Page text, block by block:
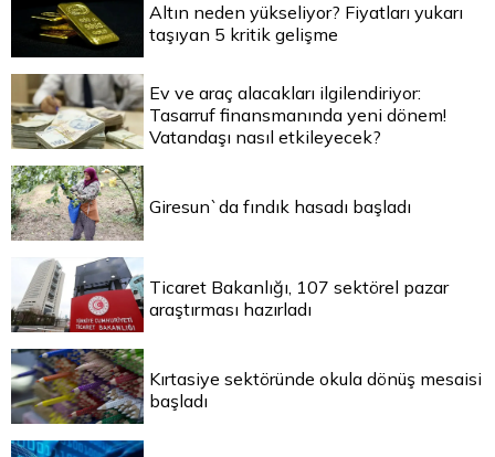
Altın neden yükseliyor? Fiyatları yukarı
taşıyan 5 kritik gelişme
Ev ve araç alacakları ilgilendiriyor:
Tasarruf finansmanında yeni dönem!
Vatandaşı nasıl etkileyecek?
Giresun`da fındık hasadı başladı
Ticaret Bakanlığı, 107 sektörel pazar
araştırması hazırladı
Kırtasiye sektöründe okula dönüş mesaisi
başladı